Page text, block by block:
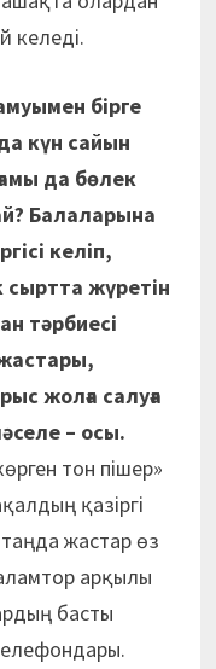
келеді.
бірге
күн сайын
да бөлек
Балаларына
келіп,
жүретін
тәрбиесі
жолға салуға
– осы.
тон пішер»
қазіргі
жастар өз
арқылы
басты